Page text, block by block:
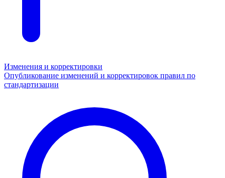
Изменения и корректировки
Опубликование изменений и корректировок правил по
стандартизации